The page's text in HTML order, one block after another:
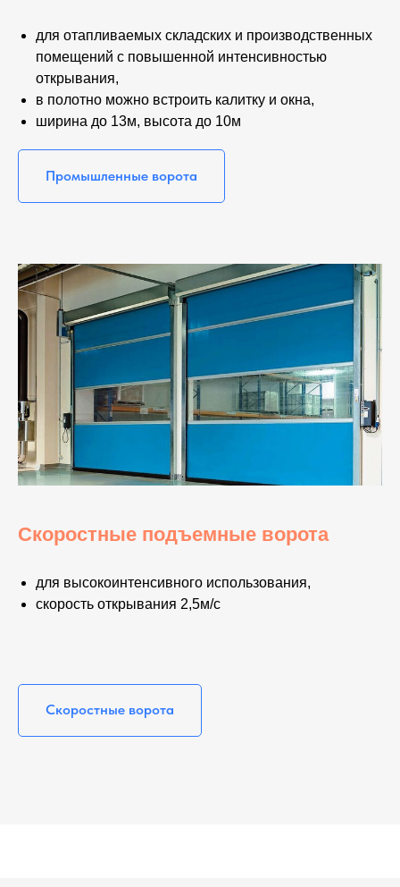
для отапливаемых складских и производственных
помещений с повышенной интенсивностью
открывания,
в полотно можно встроить калитку и окна,
ширина до 13м, высота до 10м
Промышленные ворота
Скоростные подъемные ворота
для высокоинтенсивного использования,
скорость открывания 2,5м/с
Скоростные ворота